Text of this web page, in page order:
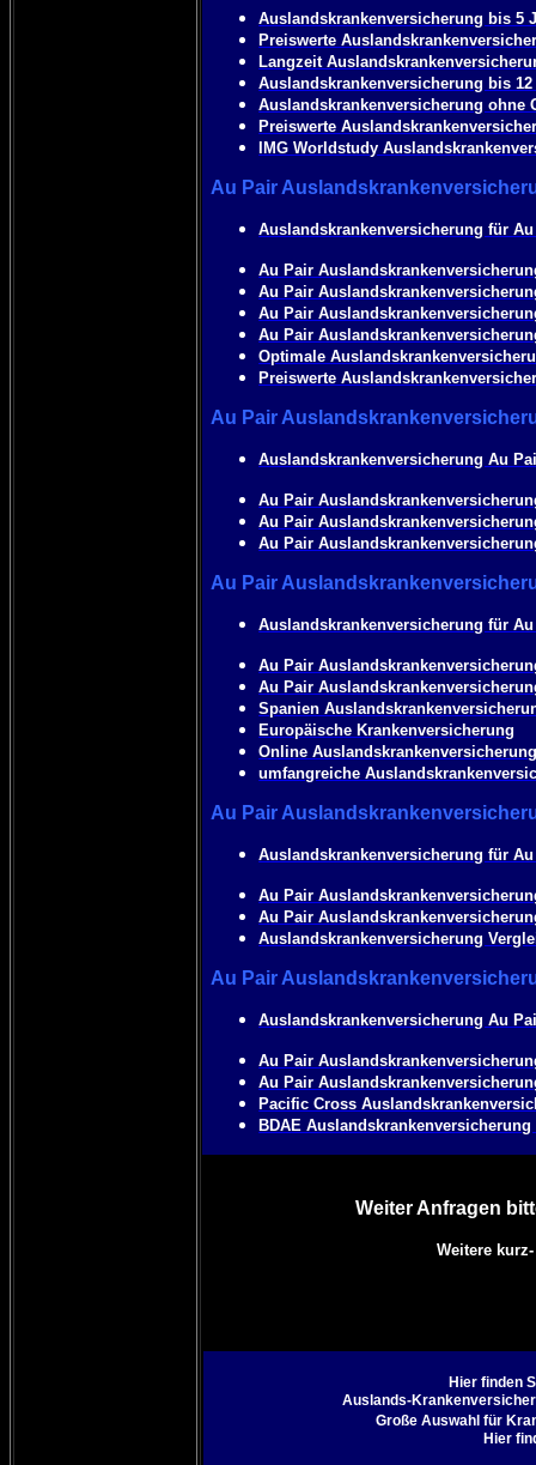
Auslandskrankenversicherung bis 5
Preiswerte
Langzeit
Auslandskrankenversicherung bis 12
Auslandskrankenversicherung ohne
Preiswerte
IMG Worldstudy
Au Pair
Auslandskrankenversicherung für
Au Pair
Au Pair
Au Pair
Au Pair
Optimale
Preiswerte
Au Pair
Auslandskrankenversicherung Au
Au Pair
Au Pair
Au Pair
Au Pair
Auslandskrankenversicherung für
Au Pair
Au Pair
Spanien
Europäische Krankenversicherung
Online
umfangreiche
Au Pair
Auslandskrankenversicherung für
Au Pair
Au Pair
Auslandskrankenversicherung
Au Pair
Auslandskrankenversicherung Au
Au Pair
Au Pair
Pacific Cross
BDAE
Weiter Anfragen
Weitere
Hier finden
Auslands-
Große Auswahl für
Hier